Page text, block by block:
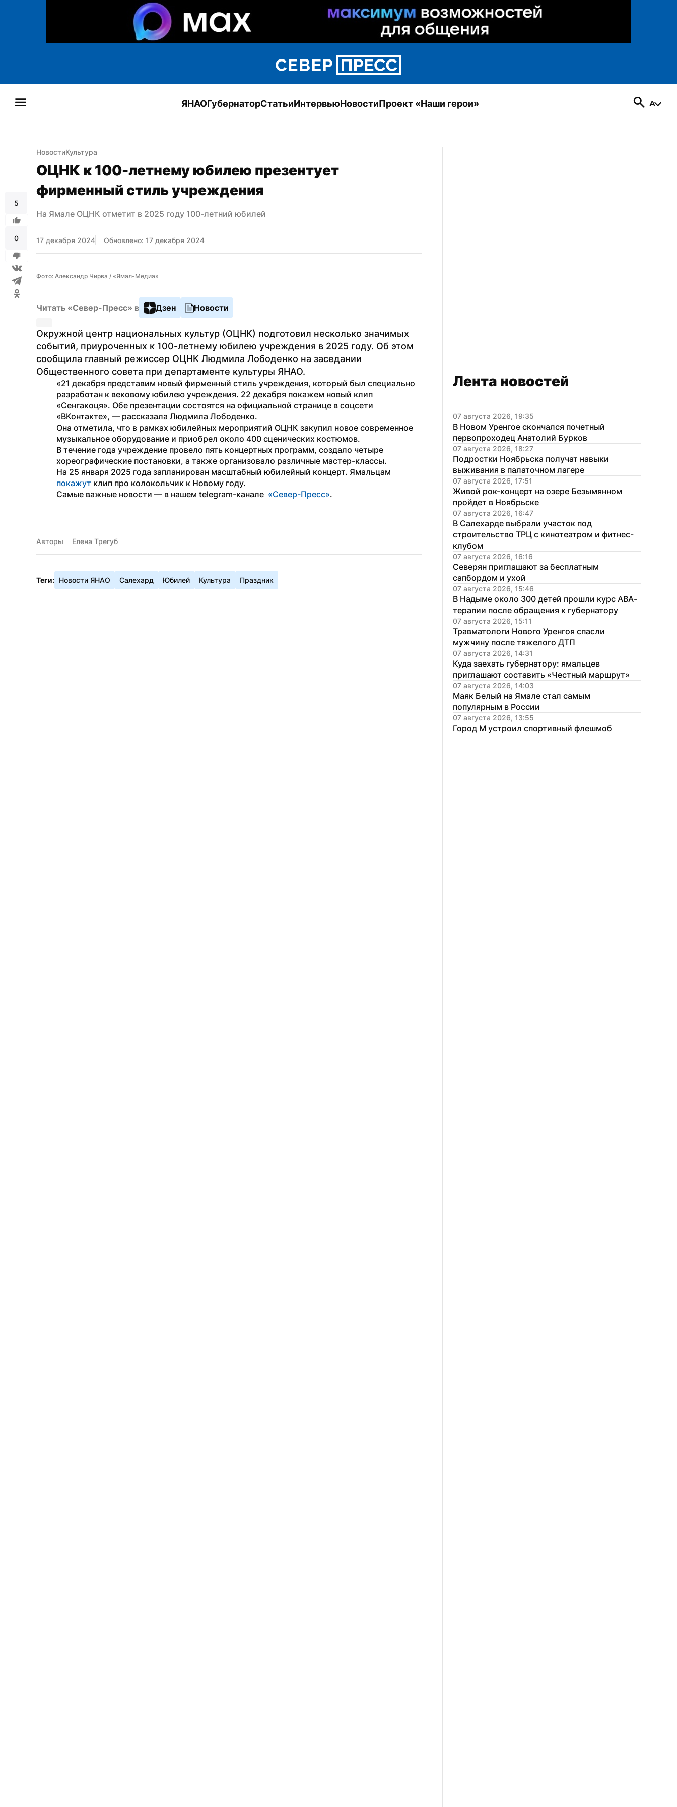
ЯНАОГубернаторСтатьиИнтервьюНовостиПроект «Наши герои»
5
0
НовостиКультура
ОЦНК к 100-летнему юбилею презентует
фирменный стиль учреждения
На Ямале ОЦНК отметит в 2025 году 100-летний юбилей
17 декабря 2024 Обновлено: 17 декабря 2024
Фото: Александр Чирва / «Ямал-Медиа»
Читать «Север-Пресс» в Дзен Новости
Окружной центр национальных культур (ОЦНК) подготовил несколько значимых
событий, приуроченных к 100-летнему юбилею учреждения в 2025 году. Об этом
сообщила главный режиссер ОЦНК Людмила Лободенко на заседании
Общественного совета при департаменте культуры ЯНАО.
«21 декабря представим новый фирменный стиль учреждения, который был специально
разработан к вековому юбилею учреждения. 22 декабря покажем новый клип
«Сенгакоця». Обе презентации состоятся на официальной странице в соцсети
«ВКонтакте», — рассказала Людмила Лободенко.
Она отметила, что в рамках юбилейных мероприятий ОЦНК закупил новое современное
музыкальное оборудование и приобрел около 400 сценических костюмов.
В течение года учреждение провело пять концертных программ, создало четыре
хореографические постановки, а также организовало различные мастер-классы.
покажут клип про колокольчик к Новому году.
Самые важные новости — в нашем telegram-канале «Север-Пресс».
Авторы Елена Трегуб
Теги: Новости ЯНАО Салехард Юбилей Культура Праздник
Лента новостей
07 августа 2026, 19:35
В Новом Уренгое скончался почетный
первопроходец Анатолий Бурков
07 августа 2026, 18:27
Подростки Ноябрьска получат навыки
выживания в палаточном лагере
07 августа 2026, 17:51
Живой рок-концерт на озере Безымянном
пройдет в Ноябрьске
07 августа 2026, 16:47
В Салехарде выбрали участок под
строительство ТРЦ с кинотеатром и фитнес-
клубом
07 августа 2026, 16:16
Северян приглашают за бесплатным
сапбордом и ухой
07 августа 2026, 15:46
В Надыме около 300 детей прошли курс АВА-
терапии после обращения к губернатору
07 августа 2026, 15:11
Травматологи Нового Уренгоя спасли
мужчину после тяжелого ДТП
07 августа 2026, 14:31
Куда заехать губернатору: ямальцев
приглашают составить «Честный маршрут»
07 августа 2026, 14:03
Маяк Белый на Ямале стал самым
популярным в России
07 августа 2026, 13:55
Город М устроил спортивный флешмоб